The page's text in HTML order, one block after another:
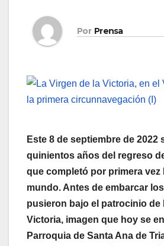
Por Prensa
Este 8 de septiembre de 2022
quinientos años del regreso
que completó por primera vez
mundo. Antes de embarcar
pusieron bajo el patrocinio de
Victoria, imagen que hoy se
Parroquia de Santa Ana de